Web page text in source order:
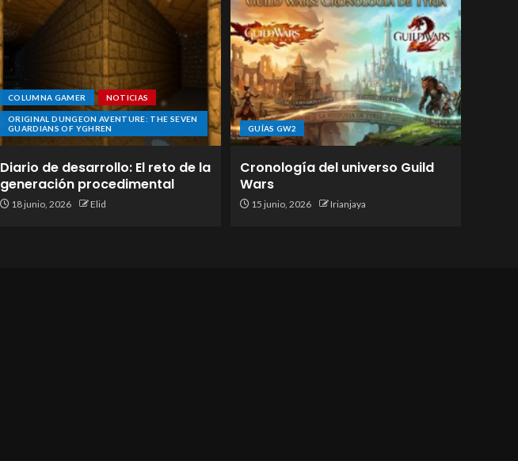
COLUMNA GAMER NOTICIAS
ORIGINAL DUNGEON AVENTURE: THE SEVEN
GUARDIANS OF YGHREN
Diario de desarrollo: El reto de la
generación procedimental
18 junio, 2026 Elid
GUÍAS GW2
Cronología del universo Guild
Wars
15 junio, 2026 Irianjaya